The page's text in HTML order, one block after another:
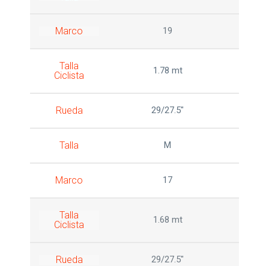
Marco 19
Talla
Ciclista
1.78 mt
Rueda 29/27.5"
Talla M
Marco 17
Talla
Ciclista
1.68 mt
Rueda 29/27.5"